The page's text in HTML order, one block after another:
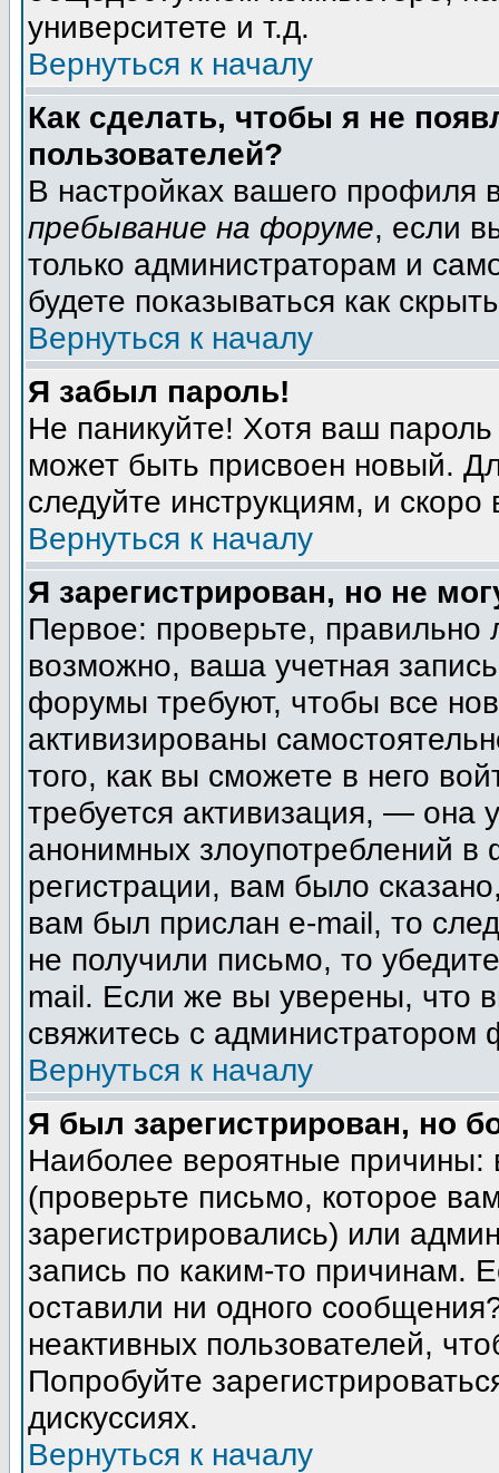
университете и т.д.
Вернуться к началу
Как сделать, чтобы я не
пользователей?
В настройках вашего
пребывание на форуме, если
только администраторам и
будете показываться как
Вернуться к началу
Я забыл пароль!
Не паникуйте! Хотя ваш
может быть присвоен новый.
следуйте инструкциям, и
Вернуться к началу
Я зарегистрирован, но не
Первое: проверьте,
возможно, ваша учетная
форумы требуют, чтобы все
активизированы
того, как вы сможете в него
требуется активизация, — она
анонимных злоупотреблений
регистрации, вам было
вам был прислан e-mail, то
не получили письмо, то
mail. Если же вы уверены, что
свяжитесь с администратором
Вернуться к началу
Я был зарегистрирован, но
Наиболее вероятные
(проверьте письмо, которое
зарегистрировались) или
запись по каким-то причинам.
оставили ни одного
неактивных пользователей,
Попробуйте
дискуссиях.
Вернуться к началу